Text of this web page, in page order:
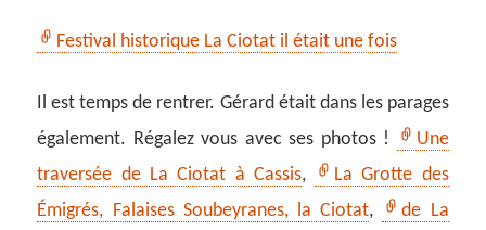
Festival historique La Ciotat il était une fois
Il est temps de rentrer. Gérard était dans les parages
également. Régalez vous avec ses photos !
Une
traversée de La Ciotat à Cassis,
La Grotte des
Émigrés, Falaises Soubeyranes, la Ciotat,
de La